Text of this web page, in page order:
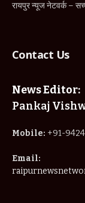
रायपुर न्यूज नेटवर्क –
Contact Us
News Editor:
Pankaj
Mobile: +91-
Email: